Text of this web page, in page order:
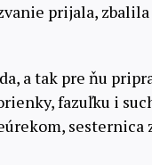
prijala,
a tak pre ňu
fazuľku i
sesternica